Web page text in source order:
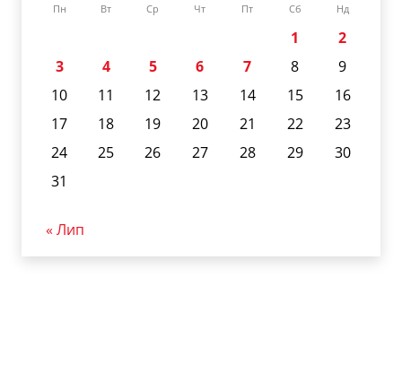
Пн Вт Ср Чт Пт Сб Нд
1
2
3
4 5 6 7 8
9
10
11 12 13 14 15
16
17
18 19 20 21 22
23
24
25 26 27 28 29
30
31
« Лип